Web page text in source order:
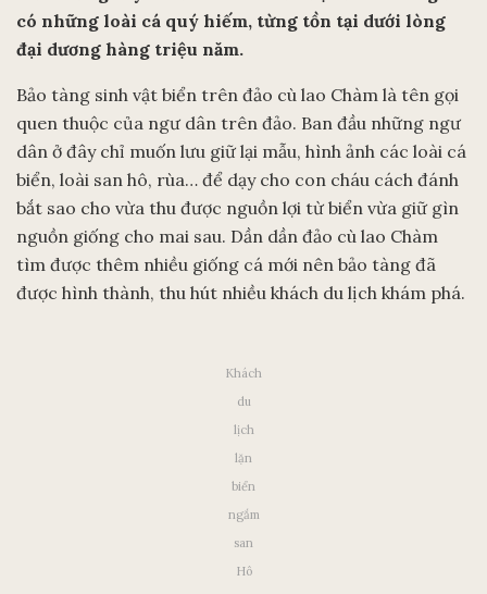
có những loài cá quý hiếm, từng tồn tại dưới lòng
đại dương hàng triệu năm.
Bảo tàng sinh vật biển trên đảo cù lao Chàm là tên gọi
quen thuộc của ngư dân trên đảo. Ban đầu những ngư
dân ở đây chỉ muốn lưu giữ lại mẫu, hình ảnh các loài cá
biển, loài san hô, rùa… để dạy cho con cháu cách đánh
bắt sao cho vừa thu được nguồn lợi từ biển vừa giữ gìn
nguồn giống cho mai sau. Dần dần đảo cù lao Chàm
tìm được thêm nhiều giống cá mới nên bảo tàng đã
được hình thành, thu hút nhiều khách du lịch khám phá.
Khách
du
lịch
lặn
biển
ngắm
san
Hô